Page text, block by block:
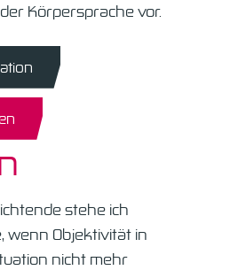
Körpersprache vor.
stehe ich
wenn Objektivität in
nicht mehr